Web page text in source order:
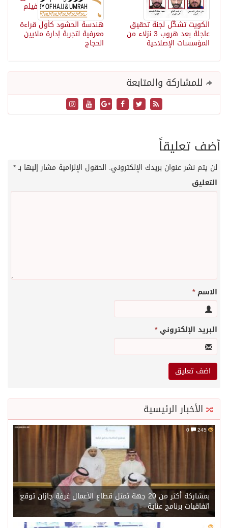
فيلم
هندسة الحشود كأول قراءة
معرفية لتجربة إدارة ملايين
الحجاج
الكويت تشكّل لجنة تحقيق
عاجلة بعد هروب 3 نزلاء من
المؤسسات الإصلاحية
للمشاركة والمتابعة
أضف تعليقاً
لن يتم نشر عنوان بريدك الإلكتروني. الحقول الإلزامية مشار إليها بـ*
التعليق
الاسم*
البريد الإلكتروني*
الأخبار الرئيسية
245
بمشاركة أكثر من 20 جهة تمثل قطاع الأعمال غرفة جازان توقع
اتفاقيات برنامج عناية